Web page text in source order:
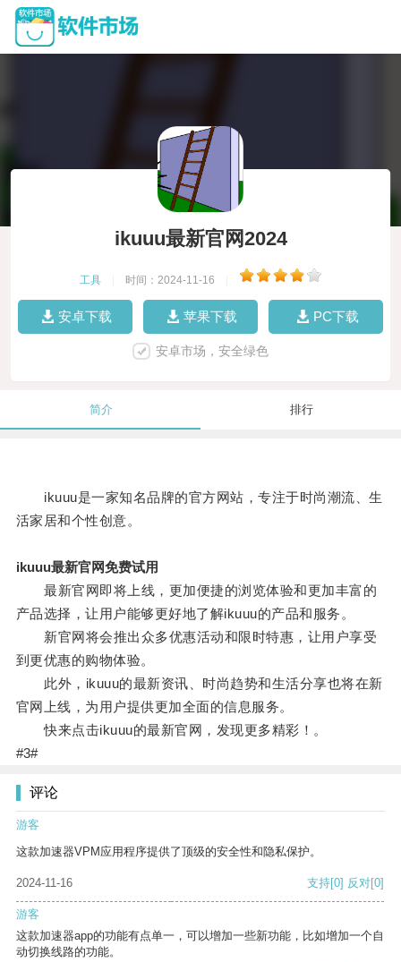
ikuuu最新官网2024
工具 时间：2024-11-16
安卓下载 苹果下载 PC下载
安卓市场，安全绿色
简介 排行
ikuuu是一家知名品牌的官方网站，专注于时尚潮流、生
活家居和个性创意。
ikuuu最新官网免费试用
最新官网即将上线，更加便捷的浏览体验和更加丰富的
产品选择，让用户能够更好地了解ikuuu的产品和服务。
新官网将会推出众多优惠活动和限时特惠，让用户享受
到更优惠的购物体验。
此外，ikuuu的最新资讯、时尚趋势和生活分享也将在新
官网上线，为用户提供更加全面的信息服务。
快来点击ikuuu的最新官网，发现更多精彩！。
#3#
评论
游客
这款加速器VPM应用程序提供了顶级的安全性和隐私保护。
2024-11-16 支持[0] 反对[0]
游客
这款加速器app的功能有点单一，可以增加一些新功能，比如增加一个自
动切换线路的功能。